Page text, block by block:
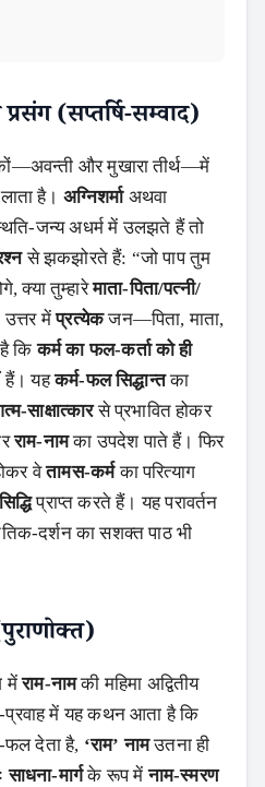
(सप्तर्षि-सम्वाद)
और मुखारा तीर्थ—में
है। अग्निशर्माअथवा
जन्य अधर्म में उलझते हैं तो
से झकझोरते हैं: “जो पाप तुम
क्या तुम्हारेमाता-पिता/पत्नी/
उत्तर मेंप्रत्येकजन—पिता, माता,
किकर्म का फल-कर्ता को ही
हैं। यहकर्म-फल सिद्धान्तका
साक्षात्कारसे प्रभावित होकर
राम-नामका उपदेश पाते हैं। फिर
वेतामस-कर्मका परित्याग
प्राप्त करते हैं। यह परावर्तन
दर्शन का सशक्त पाठ भी
मेंराम-नामकी महिमा अद्वितीय
में यह कथन आता है कि
फल देता है, ‘राम’ नामउतना ही
साधना-मार्गके रूप मेंनाम-स्मरण